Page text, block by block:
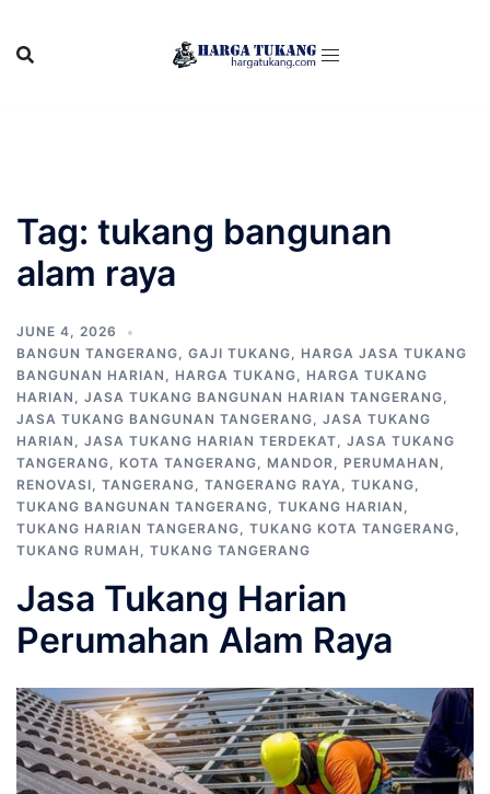
content
Tag: tukang bangunan
alam raya
JUNE 4, 2026
BANGUN TANGERANG, GAJI TUKANG, HARGA JASA TUKANG
BANGUNAN HARIAN , HARGA TUKANG, HARGA TUKANG
HARIAN , JASA TUKANG BANGUNAN HARIAN TANGERANG,
JASA TUKANG BANGUNAN TANGERANG, JASA TUKANG
HARIAN , JASA TUKANG HARIAN TERDEKAT, JASA TUKANG
TANGERANG, KOTA TANGERANG, MANDOR, PERUMAHAN ,
RENOVASI, TANGERANG, TANGERANG RAYA, TUKANG,
TUKANG BANGUNAN TANGERANG, TUKANG HARIAN ,
TUKANG HARIAN TANGERANG, TUKANG KOTA TANGERANG,
TUKANG RUMAH , TUKANG TANGERANG
Jasa Tukang Harian
Perumahan Alam Raya